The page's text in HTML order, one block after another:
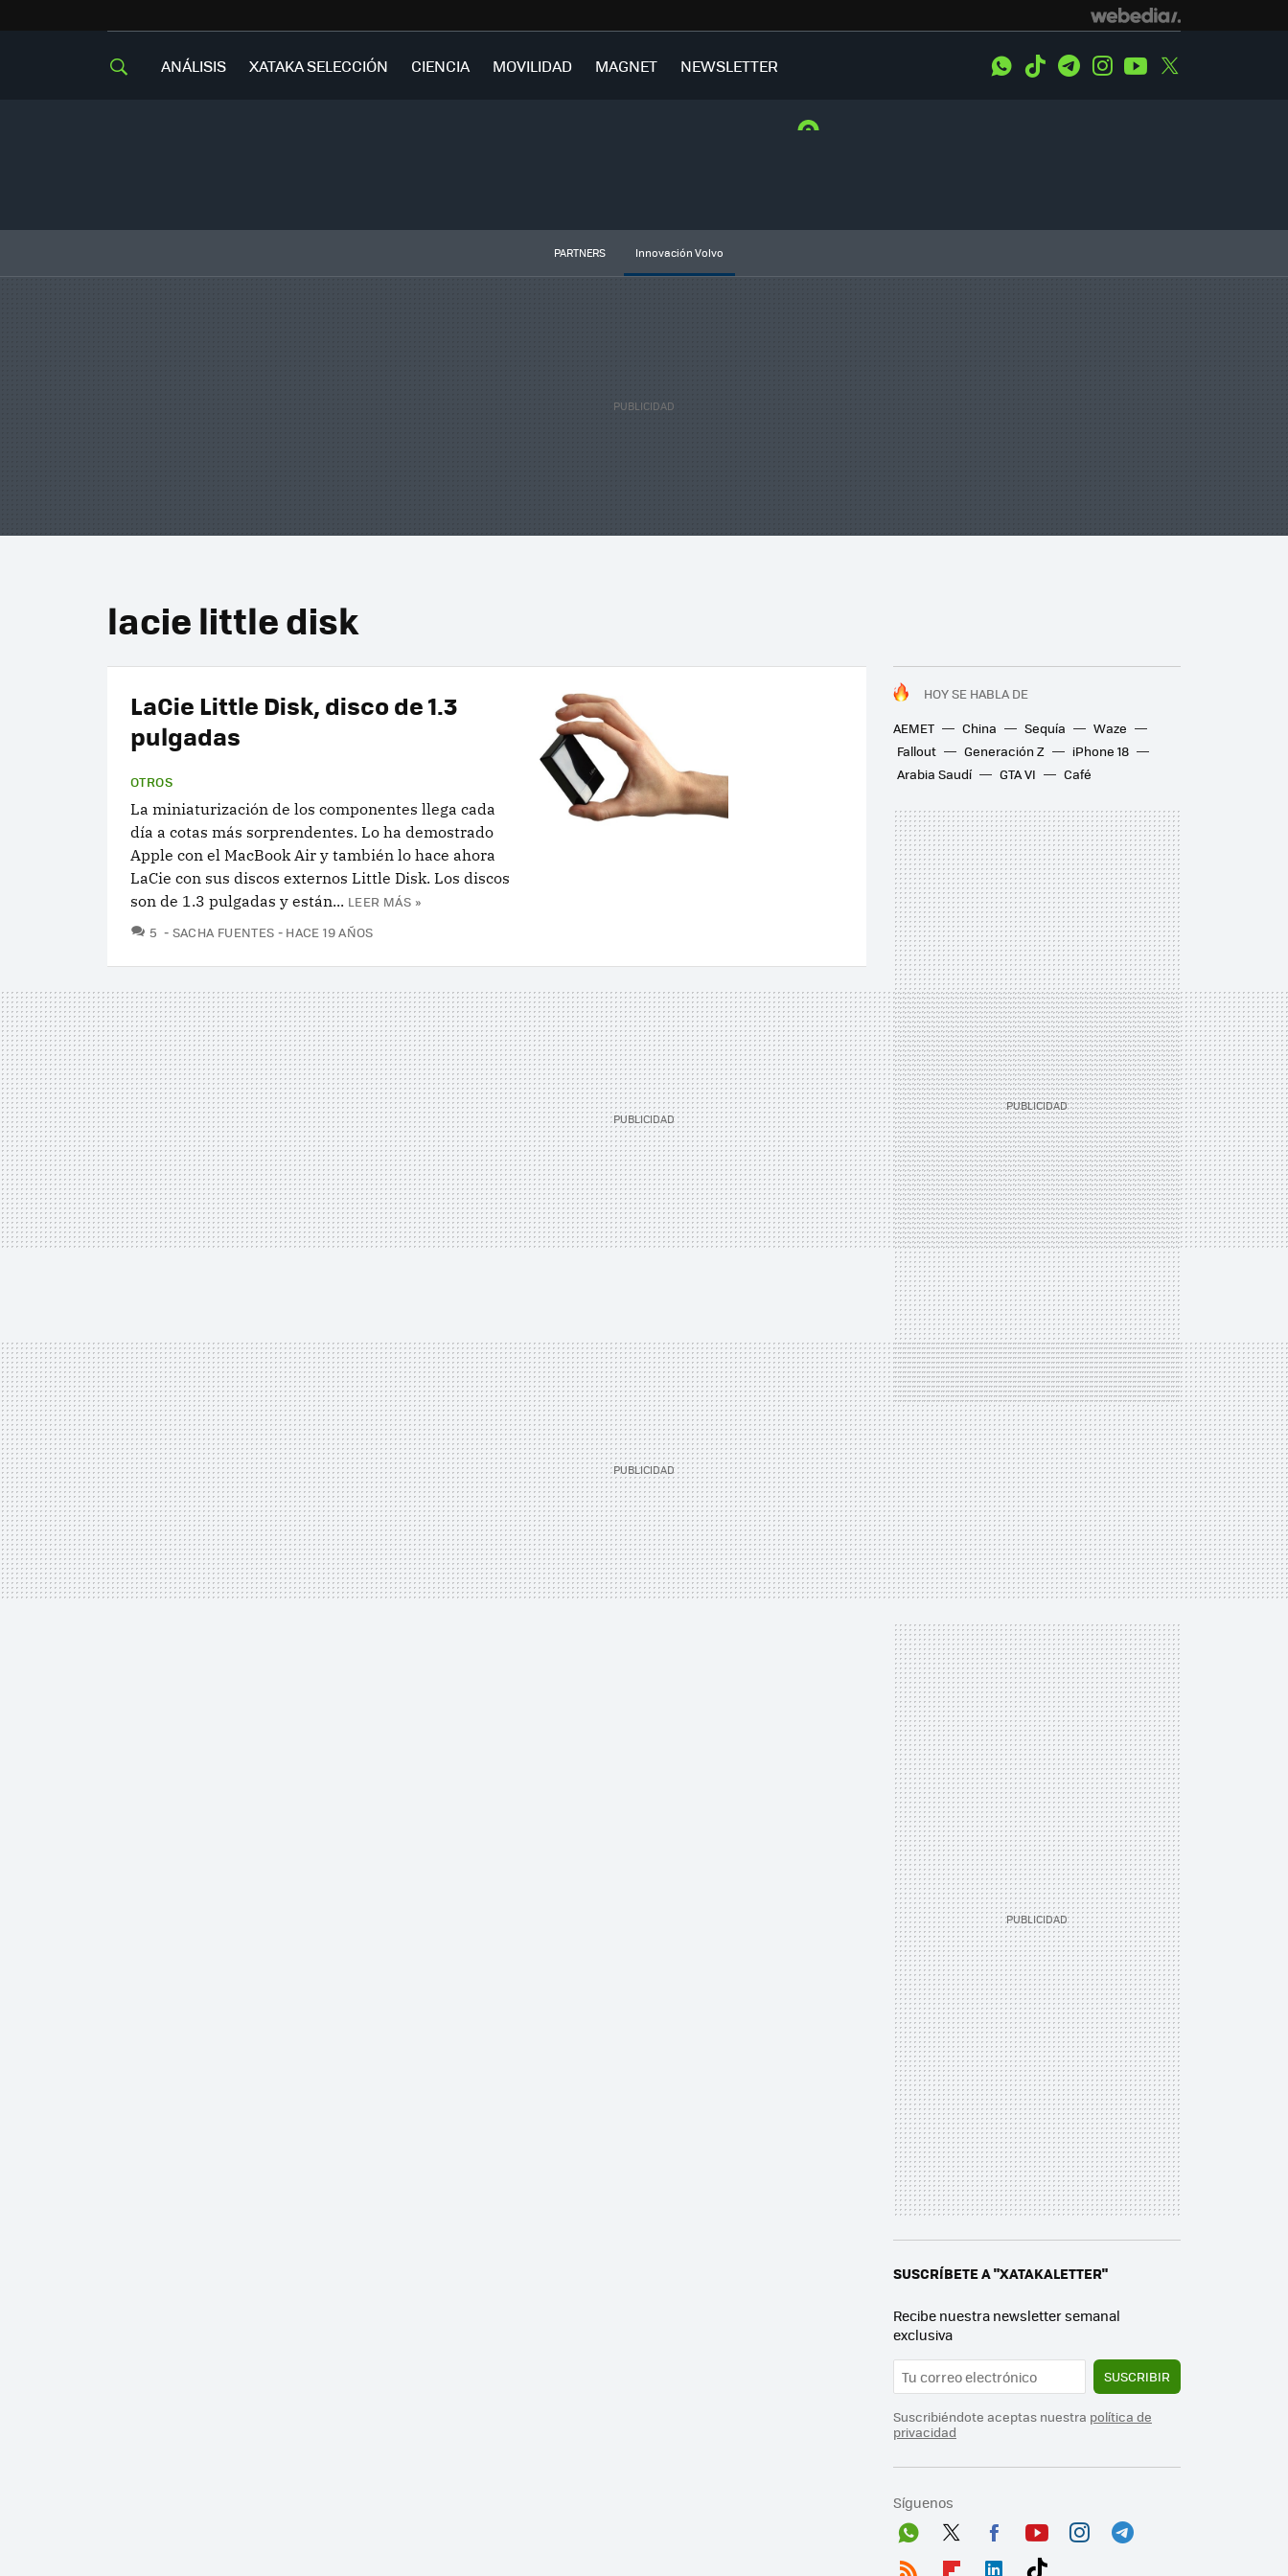
ANÁLISIS XATAKA SELECCIÓN CIENCIA MOVILIDAD MAGNET NEWSLETTER WhatsApp
Tiktok TelegramInstagramYoutube
PARTNERS Innovación Volvo
lacie little disk
HOY SE HABLA DE
AEMET
China Sequía
Waze
Fallout
Generación Z
iPhone 18
Arabia Saudí
GTA VI Café
LaCie Little Disk, disco de 1.3
pulgadas
OTROS
La miniaturización de los componentes llega cada
día a cotas más sorprendentes. Lo ha demostrado
Apple con el MacBook Air y también lo hace ahora
LaCie con sus discos externos Little Disk. Los discos
son de 1.3 pulgadas y están... LEER MÁS »
5 COMENTARIOS
SACHA FUENTES HACE 19 AÑOS
SUSCRÍBETE A "XATAKALETTER"
Recibe nuestra newsletter semanal
exclusiva
SUSCRIBIR
Suscribiéndote aceptas nuestra política de
privacidad
Síguenos
Wh
Twit
Fac
You